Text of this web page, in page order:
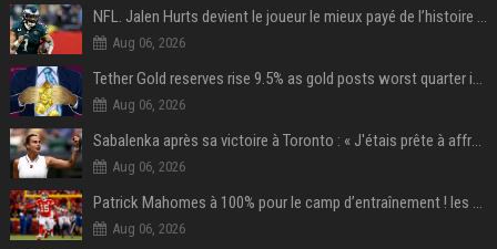
NFL. Jalen Hurts devient le joueur le mieux payé de l’histoire du championnat de football américain
Aug 06, 2026
Tether Gold reserves rise 9.5% as gold posts worst quarter in 13 years
Aug 06, 2026
Sabalenka après sa victoire à Toronto : « J'étais prête à affronter les difficultés »
Aug 06, 2026
Patrick Mahomes à 100% pour le camp d’entraînement ! les 8 infos NFL du mercredi
Aug 06, 2026